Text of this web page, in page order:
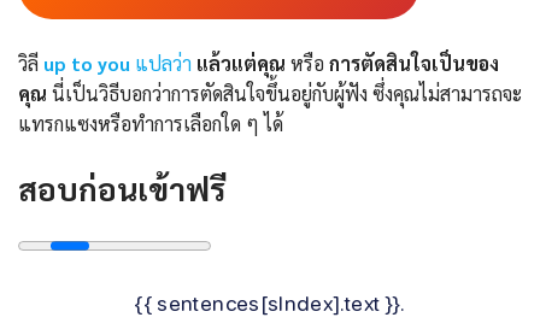
วิลี up to you แปลว่า แล้วแต่คุณ หรือ การตัดสินใจเป็นของ
คุณ นี่เป็นวิธีบอกว่าการตัดสินใจขึ้นอยู่กับผู้ฟัง ซึ่งคุณไม่สามารถจะ
แทรกแซงหรือทำการเลือกใด ๆ ได้
สอบก่อนเข้าฟรี
{{ sentences[sIndex].text }}.